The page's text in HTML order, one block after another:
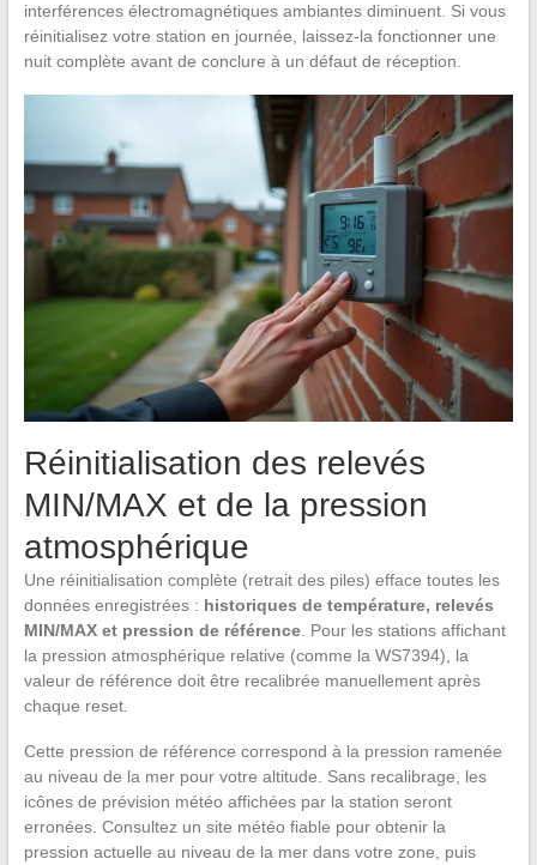
interférences électromagnétiques ambiantes diminuent. Si vous
réinitialisez votre station en journée, laissez-la fonctionner une
nuit complète avant de conclure à un défaut de réception.
Réinitialisation des relevés
MIN/MAX et de la pression
atmosphérique
Une réinitialisation complète (retrait des piles) efface toutes les
données enregistrées : historiques de température, relevés
MIN/MAX et pression de référence. Pour les stations affichant
la pression atmosphérique relative (comme la WS7394), la
valeur de référence doit être recalibrée manuellement après
chaque reset.
Cette pression de référence correspond à la pression ramenée
au niveau de la mer pour votre altitude. Sans recalibrage, les
icônes de prévision météo affichées par la station seront
erronées. Consultez un site météo fiable pour obtenir la
pression actuelle au niveau de la mer dans votre zone, puis